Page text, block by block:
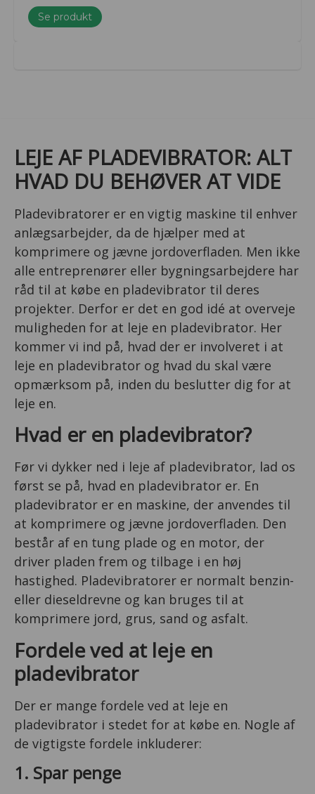
Se produkt
LEJE AF PLADEVIBRATOR: ALT
HVAD DU BEHØVER AT VIDE
Pladevibratorer er en vigtig maskine til enhver
anlægsarbejder, da de hjælper med at
komprimere og jævne jordoverfladen. Men ikke
alle entreprenører eller bygningsarbejdere har
råd til at købe en pladevibrator til deres
projekter. Derfor er det en god idé at overveje
muligheden for at leje en pladevibrator. Her
kommer vi ind på, hvad der er involveret i at
leje en pladevibrator og hvad du skal være
opmærksom på, inden du beslutter dig for at
leje en.
Hvad er en pladevibrator?
Før vi dykker ned i leje af pladevibrator, lad os
først se på, hvad en pladevibrator er. En
pladevibrator er en maskine, der anvendes til
at komprimere og jævne jordoverfladen. Den
består af en tung plade og en motor, der
driver pladen frem og tilbage i en høj
hastighed. Pladevibratorer er normalt benzin-
eller dieseldrevne og kan bruges til at
komprimere jord, grus, sand og asfalt.
Fordele ved at leje en
pladevibrator
Der er mange fordele ved at leje en
pladevibrator i stedet for at købe en. Nogle af
de vigtigste fordele inkluderer:
1. Spar penge